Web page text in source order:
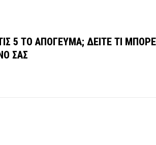
5 ΤΟ ΑΠΟΓΕΥΜΑ; ΔΕΙΤΕ ΤΙ
ΣΑΣ